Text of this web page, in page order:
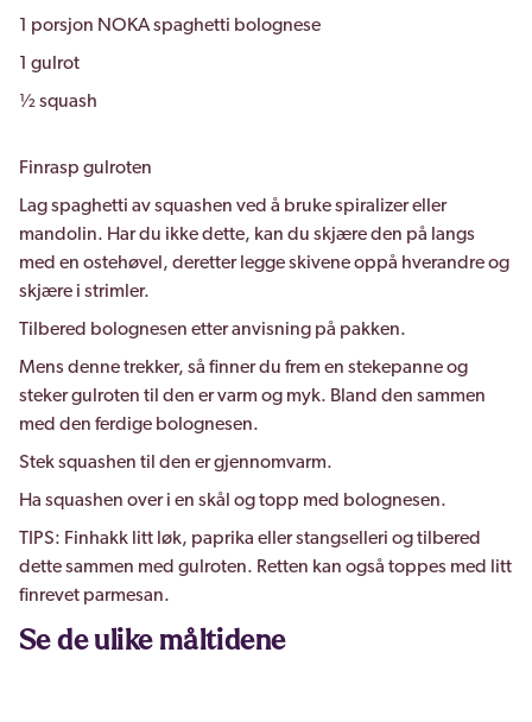
1 porsjon NOKA spaghetti bolognese
1 gulrot
½ squash
Finrasp gulroten
Lag spaghetti av squashen ved å bruke spiralizer eller
mandolin. Har du ikke dette, kan du skjære den på langs
med en ostehøvel, deretter legge skivene oppå hverandre og
skjære i strimler.
Tilbered bolognesen etter anvisning på pakken.
Mens denne trekker, så finner du frem en stekepanne og
steker gulroten til den er varm og myk. Bland den sammen
med den ferdige bolognesen.
Stek squashen til den er gjennomvarm.
Ha squashen over i en skål og topp med bolognesen.
TIPS: Finhakk litt løk, paprika eller stangselleri og tilbered
dette sammen med gulroten. Retten kan også toppes med litt
finrevet parmesan.
Se de ulike måltidene